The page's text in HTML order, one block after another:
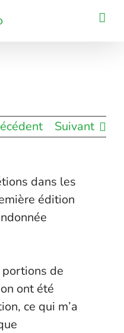
Suivant
dans les
édition
de
ont été
ce qui m’a